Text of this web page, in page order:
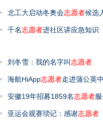
北工大启动冬奥会志愿者候选
千名志愿者进社区讲应急知识
刘冬雪：我的名字叫志愿者
海航HiApp志愿者走进蒲公英
安徽19年招募1859名志愿者
亚运会观赛琐记：感谢志愿者